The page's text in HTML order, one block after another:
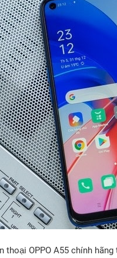
thoại OPPO A55 chính